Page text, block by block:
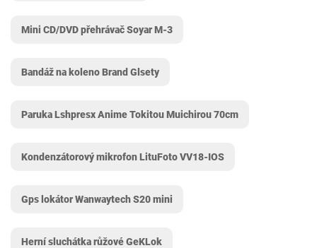
Mini CD/DVD přehrávač Soyar M-3
Bandáž na koleno Brand Glsety
Paruka Lshpresx Anime Tokitou Muichirou 70cm
Kondenzátorový mikrofon LituFoto VV18-IOS
Gps lokátor Wanwaytech S20 mini
Herní sluchátka růžové GeKLok